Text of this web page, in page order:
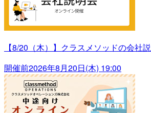
【8/20（木）】クラスメソッドの会社
開催前2026年8月20日(木) 19:00